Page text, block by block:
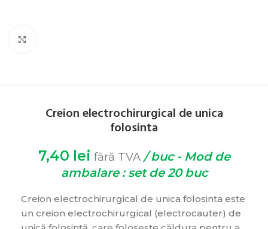
Creion electrochirurgical de unica
folosinta
7,40 lei fără TVA/ buc - Mod de
ambalare : set de 20 buc
Creion electrochirurgical de unica folosinta este
un creion electrochirurgical (electrocauter) de